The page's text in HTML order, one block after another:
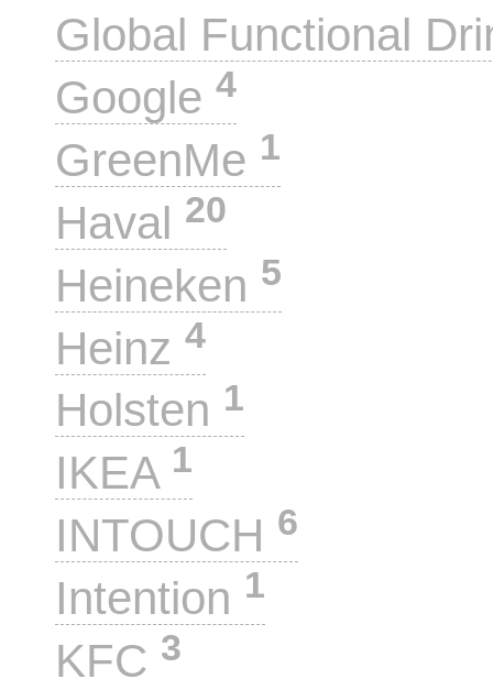
Global Functional
Google 4
GreenMe 1
Haval 20
Heineken 5
Heinz 4
Holsten 1
IKEA 1
INTOUCH 6
Intention 1
KFC 3